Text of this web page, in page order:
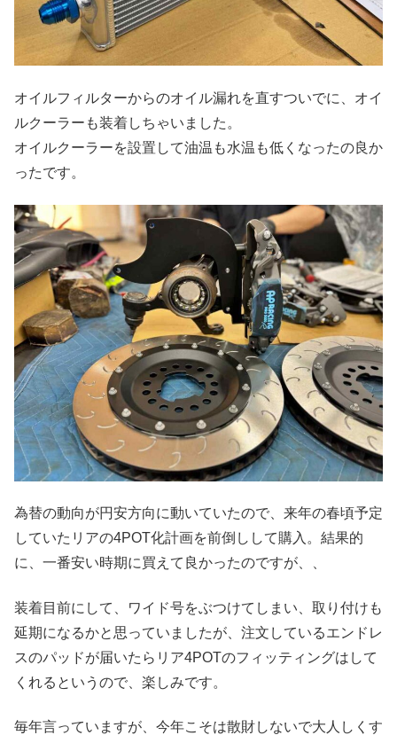
オイルフィルターからのオイル漏れを直すついでに、オイ
ルクーラーも装着しちゃいました。
オイルクーラーを設置して油温も水温も低くなったの良か
ったです。
為替の動向が円安方向に動いていたので、来年の春頃予定
していたリアの4POT化計画を前倒しして購入。結果的
に、一番安い時期に買えて良かったのですが、、
装着目前にして、ワイド号をぶつけてしまい、取り付けも
延期になるかと思っていましたが、注文しているエンドレ
スのパッドが届いたらリア4POTのフィッティングはして
くれるというので、楽しみです。
毎年言っていますが、今年こそは散財しないで大人しくす